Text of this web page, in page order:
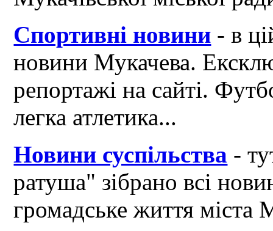
Спортивні новини - в
новини Мукачева.
репортажі на сайті.
легка атлетика...
Новини суспільства -
ратуша" зібрано всі
громадське життя міста